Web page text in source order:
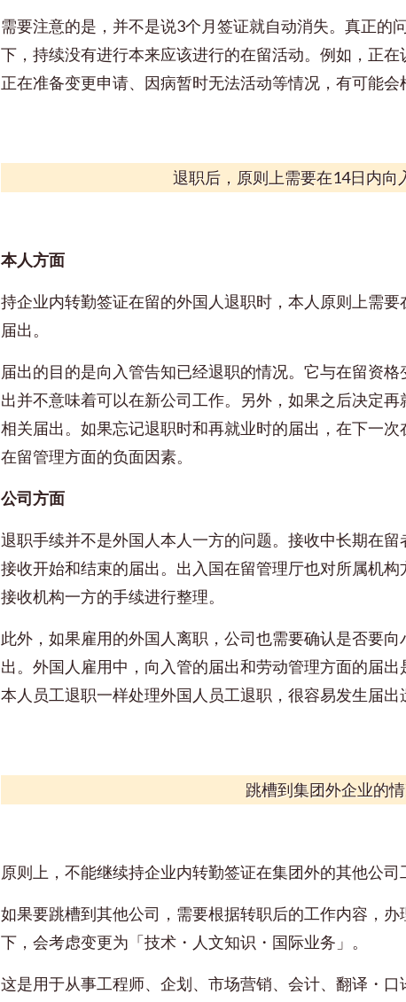
需要注意的是，并不是说3个月签证就自动消失。真正的
下，持续没有进行本来应该进行的在留活动。例如，正
正在准备变更申请、因病暂时无法活动等情况，有可能会
退职后，原则上需要在14日内向
本人方面
持企业内转勤签证在留的外国人退职时，本人原则上需
届出。
届出的目的是向入管告知已经退职的情况。它与在留资
出并不意味着可以在新公司工作。另外，如果之后决定
相关届出。如果忘记退职时和再就业时的届出，在下一
在留管理方面的负面因素。
公司方面
退职手续并不是外国人本人一方的问题。接收中长期在
接收开始和结束的届出。出入国在留管理厅也对所属机
接收机构一方的手续进行整理。
此外，如果雇用的外国人离职，公司也需要确认是否要
出。外国人雇用中，向入管的届出和劳动管理方面的届
本人员工退职一样处理外国人员工退职，很容易发生届出
跳槽到集团外企业的
原则上，不能继续持企业内转勤签证在集团外的其他公司
如果要跳槽到其他公司，需要根据转职后的工作内容，
下，会考虑变更为「技术・人文知识・国际业务」。
这是用于从事工程师、企划、市场营销、会计、翻译・